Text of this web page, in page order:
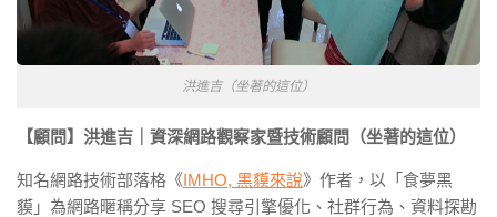
洪進吉（坐著的這位）
【顧問】洪進吉｜資深網路觀察家暨技術顧問（坐著的這位）
知名網路技術部落格《IMHO, 黑貘來說》作者，以「食夢黑
貘」為網路暱稱分享 SEO 搜尋引擎優化、社群行為、資料探勘